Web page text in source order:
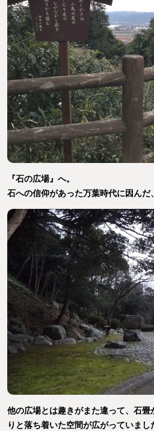
『石の広場』へ。
石への信仰があった万葉時代に因んだ
他の広場とは趣きがまた違って、石
りと落ち着いた空間が広がっていまし